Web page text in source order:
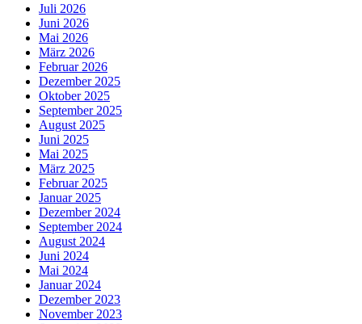
Juli 2026
Juni 2026
Mai 2026
März 2026
Februar 2026
Dezember 2025
Oktober 2025
September 2025
August 2025
Juni 2025
Mai 2025
März 2025
Februar 2025
Januar 2025
Dezember 2024
September 2024
August 2024
Juni 2024
Mai 2024
Januar 2024
Dezember 2023
November 2023